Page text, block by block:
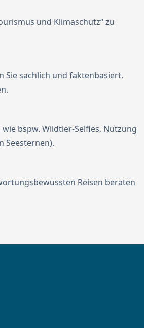
und Klimaschutz“ zu
Sie sachlich und faktenbasiert.
bspw. Wildtier-Selfies, Nutzung
Seesternen).
Reisen beraten